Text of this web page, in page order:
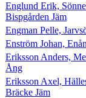
Englund Erik,
Bispgården Jäm
Engman Pelle,
Enström Johan,
Eriksson Anders,
Ång
Eriksson Axel,
Bräcke Jäm